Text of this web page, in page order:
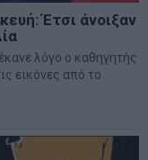
Έτσι άνοιξαν
λόγο ο καθηγητής
εικόνες από το